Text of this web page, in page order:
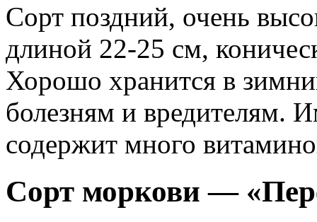
Сорт поздний, очень
длиной 22-25 см,
Хорошо хранится в
болезням и вредителям.
содержит много
Сорт моркови —